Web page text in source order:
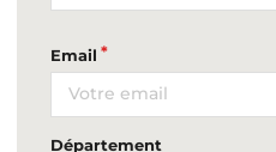
Email
Département